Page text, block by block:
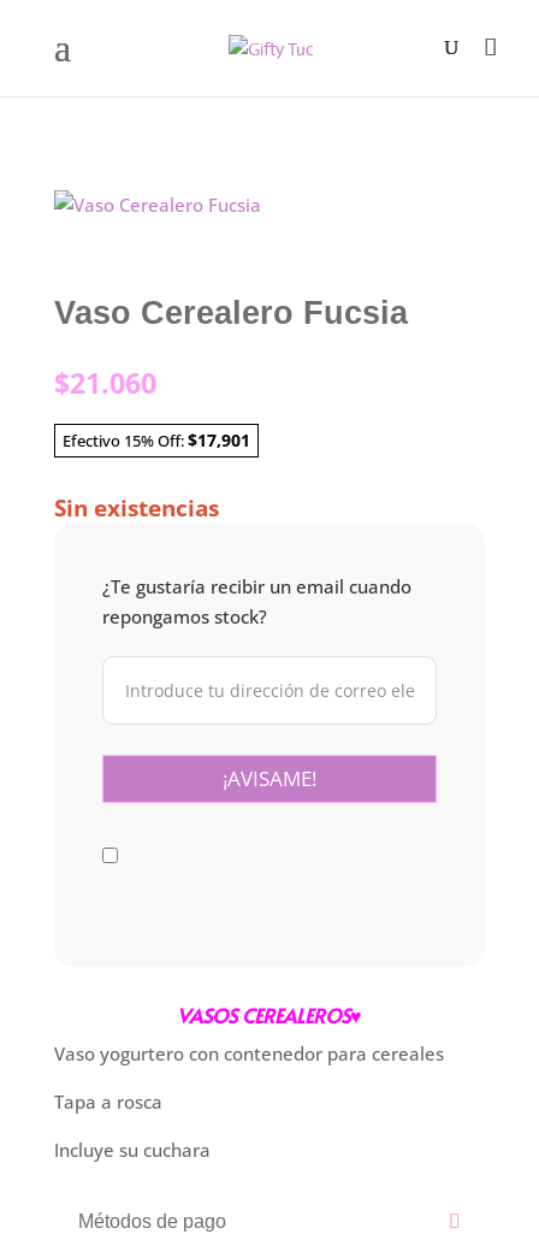
Vaso Cerealero Fucsia
$21.060
Efectivo 15% Off:$17,901
Sin existencias
¿Te gustaría recibir un email cuando
repongamos stock?
VASOS CEREALEROS♥
Vaso yogurtero con contenedor para cereales
Tapa a rosca
Incluye su cuchara
Métodos de pago